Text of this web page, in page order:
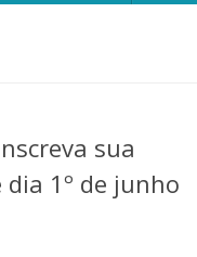
sua
1º de junho